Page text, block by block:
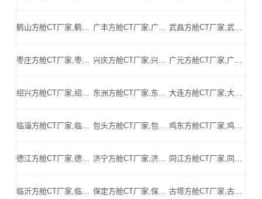
鹤山方舱CT厂家,鹤山方舱式CT,鹤山CT方舱,鹤山方舱CT,鹤山医用CT方舱,鹤山移动方舱CT-鹤山医用CT方舱公司 广丰方舱CT厂家,广丰方舱式CT,广丰CT方舱,广丰方舱CT,广丰医用CT方舱,广丰移动方舱CT-广丰医用CT方舱公司 武昌方舱CT厂家,武昌方舱式CT,武昌CT方舱,武昌方舱CT,武昌医用CT方舱,武昌移动方舱CT-武昌医用CT方舱公司
枣庄方舱CT厂家,枣庄方舱式CT,枣庄CT方舱,枣庄方舱CT,枣庄医用CT方舱,枣庄移动方舱CT-枣庄医用CT方舱公司 兴庆方舱CT厂家,兴庆方舱式CT,兴庆CT方舱,兴庆方舱CT,兴庆医用CT方舱,兴庆移动方舱CT-兴庆医用CT方舱公司 广元方舱CT厂家,广元方舱式CT,广元CT方舱,广元方舱CT,广元医用CT方舱,广元移动方舱CT-广元医用CT方舱公司
绍兴方舱CT厂家,绍兴方舱式CT,绍兴CT方舱,绍兴方舱CT,绍兴医用CT方舱,绍兴移动方舱CT-绍兴医用CT方舱公司 东洲方舱CT厂家,东洲方舱式CT,东洲CT方舱,东洲方舱CT,东洲医用CT方舱,东洲移动方舱CT-东洲医用CT方舱公司 大连方舱CT厂家,大连方舱式CT,大连CT方舱,大连方舱CT,大连医用CT方舱,大连移动方舱CT-大连医用CT方舱公司
临淄方舱CT厂家,临淄方舱式CT,临淄CT方舱,临淄方舱CT,临淄医用CT方舱,临淄移动方舱CT-临淄医用CT方舱公司 包头方舱CT厂家,包头方舱式CT,包头CT方舱,包头方舱CT,包头医用CT方舱,包头移动方舱CT-包头医用CT方舱公司 鸡东方舱CT厂家,鸡东方舱式CT,鸡东CT方舱,鸡东方舱CT,鸡东医用CT方舱,鸡东移动方舱CT-鸡东医用CT方舱公司
德江方舱CT厂家,德江方舱式CT,德江CT方舱,德江方舱CT,德江医用CT方舱,德江移动方舱CT-德江医用CT方舱公司 济宁方舱CT厂家,济宁方舱式CT,济宁CT方舱,济宁方舱CT,济宁医用CT方舱,济宁移动方舱CT-济宁医用CT方舱公司 同江方舱CT厂家,同江方舱式CT,同江CT方舱,同江方舱CT,同江医用CT方舱,同江移动方舱CT-同江医用CT方舱公司
临沂方舱CT厂家,临沂方舱式CT,临沂CT方舱,临沂方舱CT,临沂医用CT方舱,临沂移动方舱CT-临沂医用CT方舱公司 保定方舱CT厂家,保定方舱式CT,保定CT方舱,保定方舱CT,保定医用CT方舱,保定移动方舱CT-保定医用CT方舱公司 古塔方舱CT厂家,古塔方舱式CT,古塔CT方舱,古塔方舱CT,古塔医用CT方舱,古塔移动方舱CT-古塔医用CT方舱公司